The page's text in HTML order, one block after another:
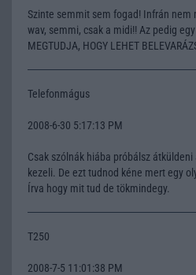
Szinte semmit sem fogad! Infrán nem
wav, semmi, csak a midi!! Az pedig
MEGTUDJA, HOGY LEHET
Telefonmágus
2008-6-30 5:17:13 PM
Csak szólnák hiába próbálsz
kezeli. De ezt tudnod kéne mert egy
Írva hogy mit tud de tökmindegy.
T250
2008-7-5 11:01:38 PM